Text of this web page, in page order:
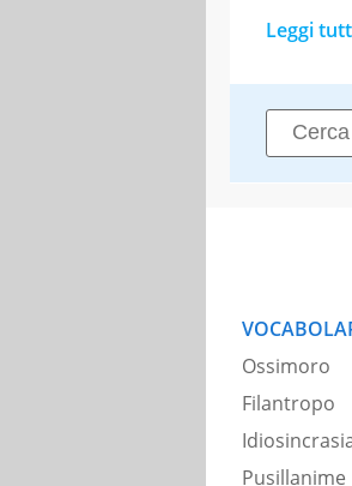
Leggi
Ossimoro
Filantropo
Pusillanime